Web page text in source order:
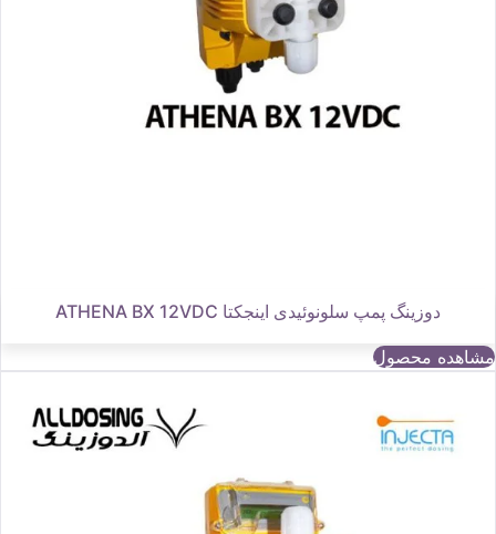
دوزینگ پمپ سلونوئیدی اینجکتا ATHENA BX 12VDC
مشاهده محصول